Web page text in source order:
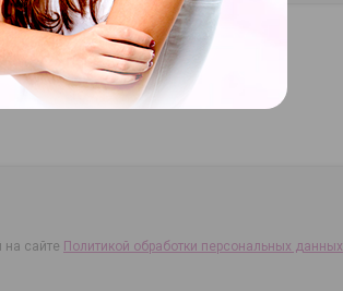
сайте Политикой обработки персональных данных